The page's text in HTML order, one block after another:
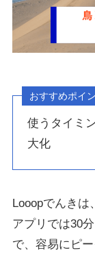
おすすめポイ
使うタイミ
大化
Looopでんきは
アプリでは30
で、容易にピ